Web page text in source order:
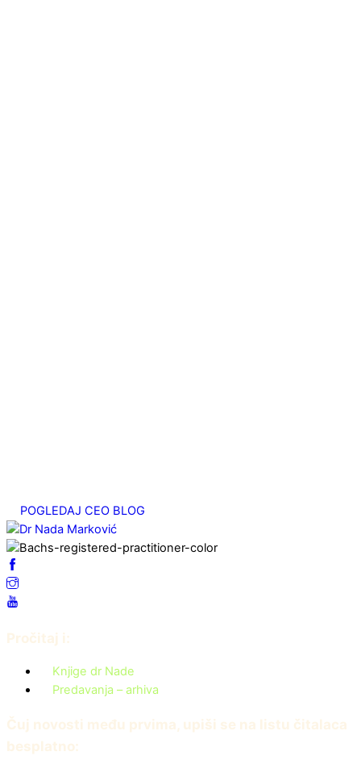
POGLEDAJ CEO BLOG
Pročitaj i:
Knjige dr Nade
Predavanja – arhiva
Čuj novosti među prvima, upiši se na listu čitalaca
besplatno: